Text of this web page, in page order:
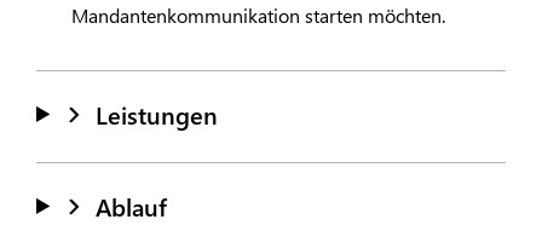
Mandantenkommunikation starten möchten.
Leistungen
Ablauf